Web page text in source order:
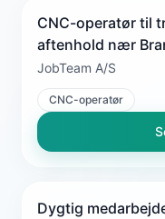
CNC-operatør til
aftenhold nær
JobTeam A/S
CNC-operatør
Dygtig